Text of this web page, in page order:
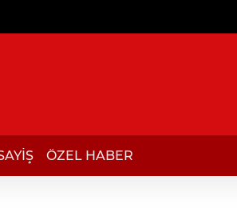
ÖZEL HABER